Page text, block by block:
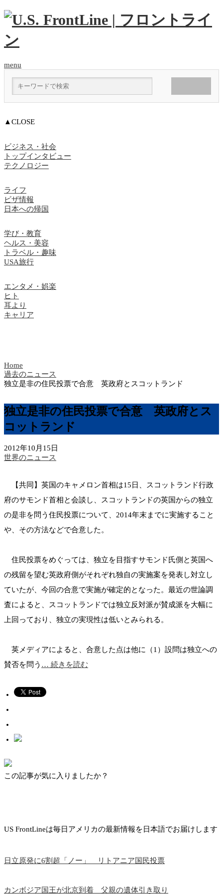
menu
▲CLOSE
ビジネス・社会
トップインタビュー
テクノロジー
ライフ
ビザ情報
日本への帰国
学び・教育
ヘルス・美容
トラベル・趣味
USA旅行
エンタメ・娯楽
ヒト
耳より
キャリア
Home
過去のニュース
独立是非の住民投票で合意 英政府とスコットランド
独立是非の住民投票で合意 英政府とス
コットランド
2012年10月15日
世界のニュース
【共同】英国のキャメロン首相は15日、スコットランド行政
府のサモンド首相と会談し、スコットランドの英国からの独立
の是非を問う住民投票について、2014年末までに実施すること
や、その方法などで合意した。
住民投票をめぐっては、独立を目指すサモンド氏側と英国へ
の残留を望む英政府側がそれぞれ独自の実施案を発表し対立し
ていたが、今回の合意で実施が確定的となった。最近の世論調
査によると、スコットランドでは独立反対派が賛成派を大幅に
上回っており、独立の実現性は低いとみられる。
英メディアによると、合意した点は他に（1）設問は独立への
賛否を問う … 続きを読む
この記事が気に入りましたか？
US FrontLineは毎日アメリカの最新情報を日本語でお届けします
日立原発に6割超「ノー」 リトアニア国民投票
カンボジア国王が北京到着 父親の遺体引き取り